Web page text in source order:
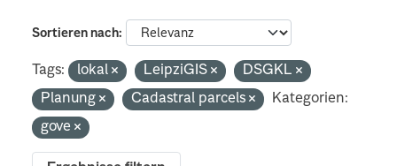
Sortieren nach
Tags: lokal LeipziGIS
DSGKL
Planung
Cadastral parcels
Kategorien:
gove